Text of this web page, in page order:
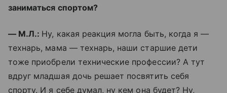
заниматься спортом?
— М.Л.: Ну, какая реакция могла быть, когда я —
технарь, мама — технарь, наши старшие дети
тоже приобрели технические профессии? А тут
вдруг младшая дочь решает посвятить себя
спорту. И я себе думал, ну кем она будет? Ну,